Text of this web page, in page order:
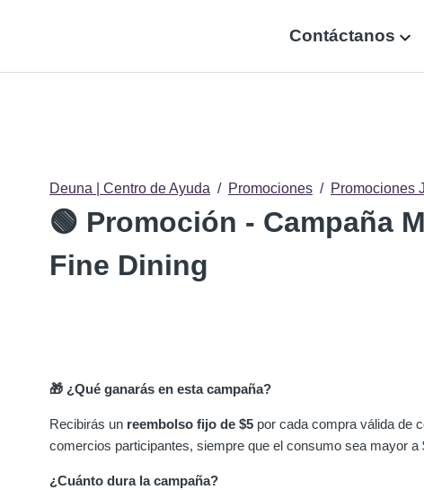
Contáctanos
Deuna | Centro de Ayuda Promociones Promociones
🟢 Promoción - Campaña
Fine Dining
🎁 ¿Qué ganarás en esta campaña?
Recibirás un reembolso fijo de $5 por cada compra válida de
comercios participantes, siempre que el consumo sea mayor a
¿Cuánto dura la campaña?